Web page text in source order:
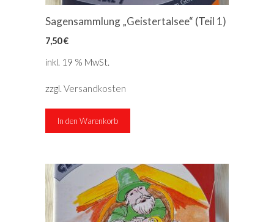
Sagensammlung „Geistertalsee“ (Teil 1)
7,50€
inkl. 19 % MwSt.
zzgl. Versandkosten
In den Warenkorb